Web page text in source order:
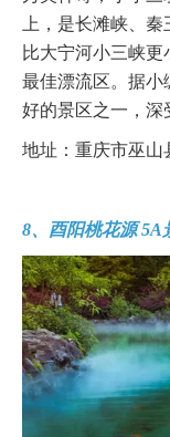
上，是长滩峡、
比大宁河小三峡更
最佳漂流区。据小
好的景区之一，深
地址：重庆市巫山
8、酉阳桃花源 5A